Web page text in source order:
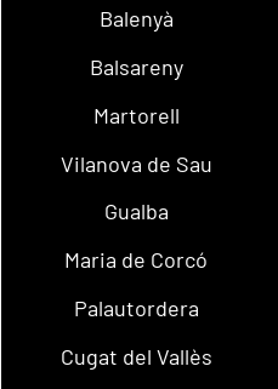
Balenyà
Balsareny
Martorell
Vilanova de Sau
Gualba
Maria de Corcó
Palautordera
Cugat del Vallès